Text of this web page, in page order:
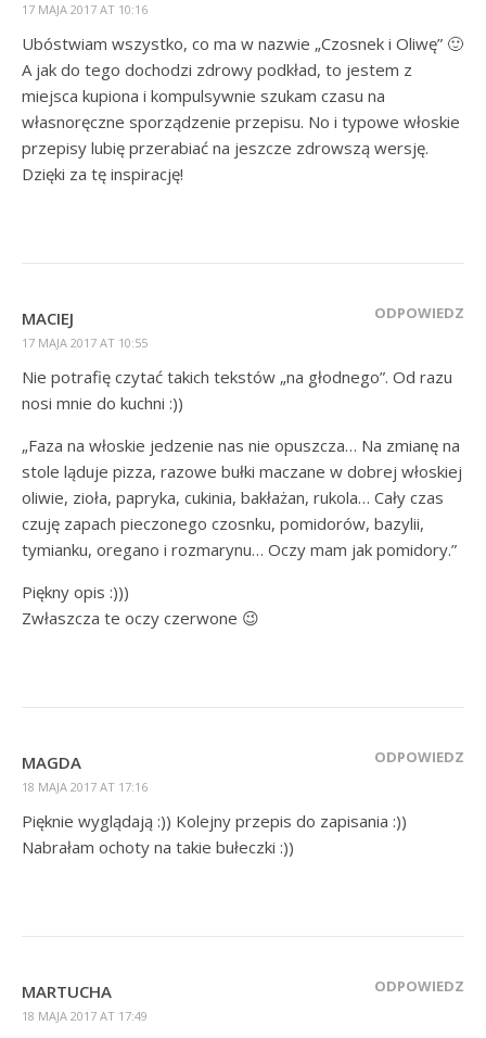
17 MAJA 2017 AT 10:16
Ubóstwiam wszystko, co ma w nazwie „Czosnek i Oliwę” 🙂
A jak do tego dochodzi zdrowy podkład, to jestem z
miejsca kupiona i kompulsywnie szukam czasu na
własnoręczne sporządzenie przepisu. No i typowe włoskie
przepisy lubię przerabiać na jeszcze zdrowszą wersję.
Dzięki za tę inspirację!
MACIEJ
17 MAJA 2017 AT 10:55
ODPOWIEDZ
Nie potrafię czytać takich tekstów „na głodnego”. Od razu
nosi mnie do kuchni :))
„Faza na włoskie jedzenie nas nie opuszcza… Na zmianę na
stole ląduje pizza, razowe bułki maczane w dobrej włoskiej
oliwie, zioła, papryka, cukinia, bakłażan, rukola… Cały czas
czuję zapach pieczonego czosnku, pomidorów, bazylii,
tymianku, oregano i rozmarynu… Oczy mam jak pomidory.”
Piękny opis :)))
Zwłaszcza te oczy czerwone 😉
MAGDA
18 MAJA 2017 AT 17:16
ODPOWIEDZ
Pięknie wyglądają :)) Kolejny przepis do zapisania :))
Nabrałam ochoty na takie bułeczki :))
MARTUCHA
18 MAJA 2017 AT 17:49
ODPOWIEDZ